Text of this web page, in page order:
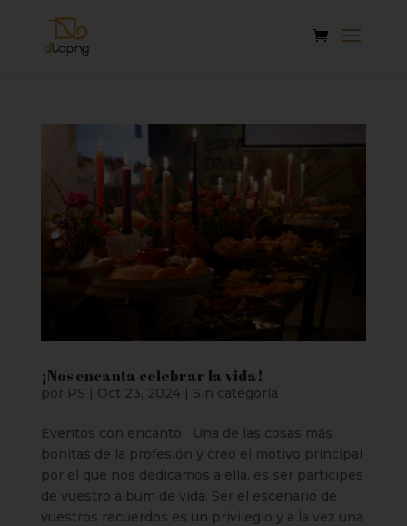
¡Nos encanta celebrar la vida!
por PS | Oct 23, 2024| Sin categoría
Eventos con encanto Una de las cosas más
bonitas de la profesión y creo el motivo principal
por el que nos dedicamos a ella, es ser partícipes
de vuestro álbum de vida. Ser el escenario de
vuestros recuerdos es un privilegio y a la vez una